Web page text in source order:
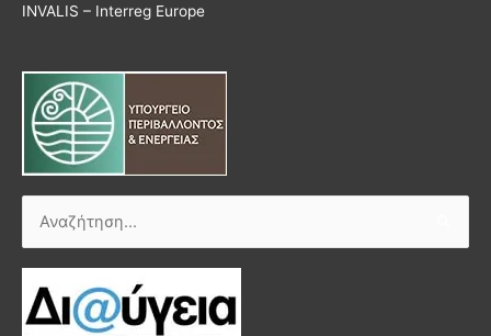
INVALIS – Interreg Europe
Αναζήτηση